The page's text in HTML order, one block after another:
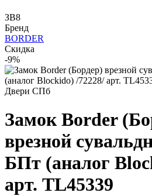
ЗВ8
Бренд
BORDER
Скидка
-9%
Замок Border
врезной
БПт (аналог
арт. TL45339